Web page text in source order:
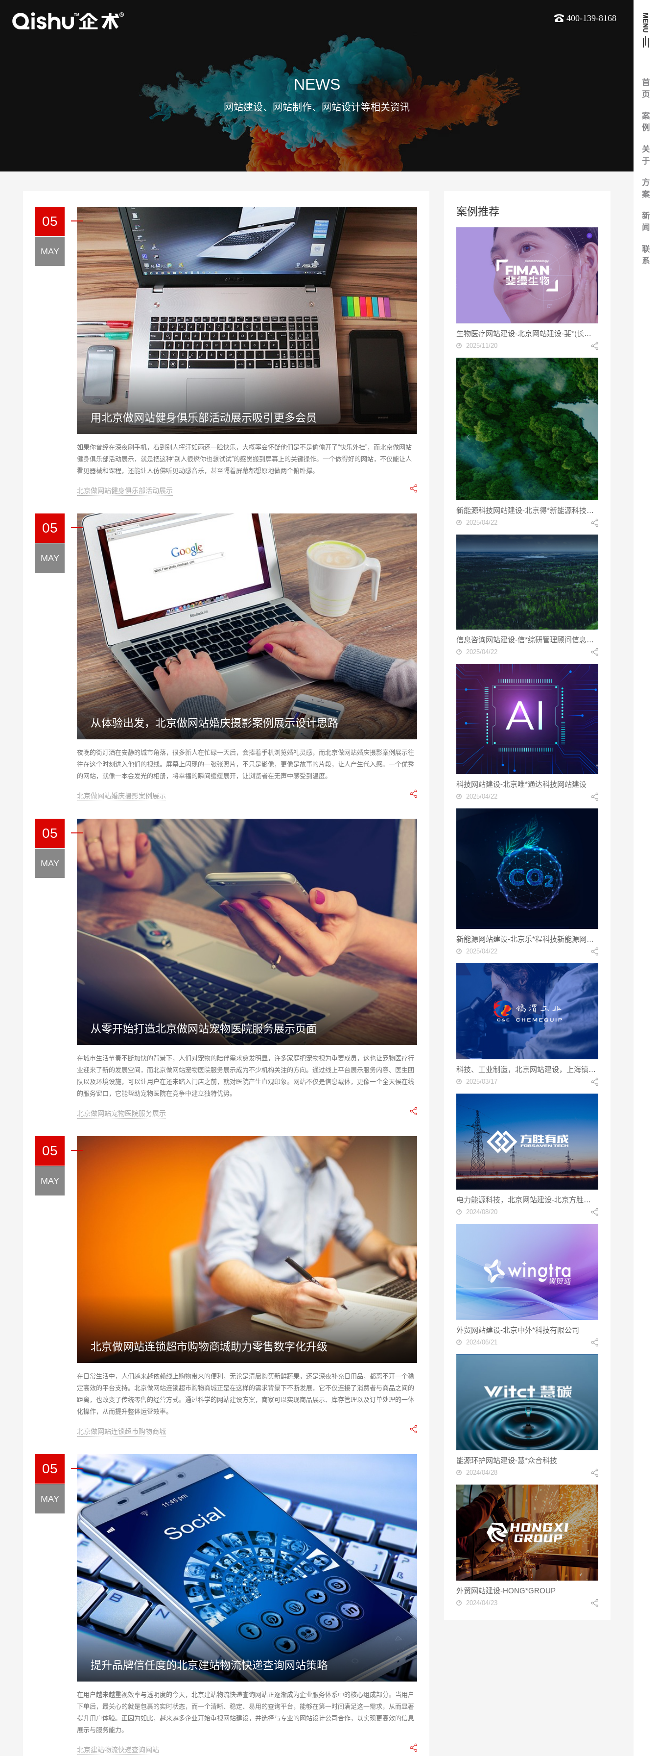
首
页
案
例
关
于
方
案
新
闻
联
系
400-139-8168
NEWS
网站建设、网站制作、网站设计等相关资讯
05
MAY
用北京做网站健身俱乐部活动展示吸引更多会员
如果你曾经在深夜刷手机，看到别人挥汗如雨还一脸快乐，大概率会怀疑他们是不是偷偷开了“快乐外挂”，而北京做网站
健身俱乐部活动展示，就是把这种“别人很燃你也想试试”的感觉搬到屏幕上的关键操作。一个做得好的网站，不仅能让人
看见器械和课程，还能让人仿佛听见动感音乐，甚至隔着屏幕都想原地做两个俯卧撑。
北京做网站健身俱乐部活动展示
05
MAY
从体验出发，北京做网站婚庆摄影案例展示设计思路
夜晚的街灯洒在安静的城市角落，很多新人在忙碌一天后，会捧着手机浏览婚礼灵感，而北京做网站婚庆摄影案例展示往
往在这个时刻进入他们的视线。屏幕上闪现的一张张照片，不只是影像，更像是故事的片段，让人产生代入感。一个优秀
的网站，就像一本会发光的相册，将幸福的瞬间缓缓展开，让浏览者在无声中感受到温度。
北京做网站婚庆摄影案例展示
05
MAY
从零开始打造北京做网站宠物医院服务展示页面
在城市生活节奏不断加快的背景下，人们对宠物的陪伴需求愈发明显，许多家庭把宠物视为重要成员，这也让宠物医疗行
业迎来了新的发展空间，而北京做网站宠物医院服务展示成为不少机构关注的方向。通过线上平台展示服务内容、医生团
队以及环境设施，可以让用户在还未踏入门店之前，就对医院产生直观印象。网站不仅是信息载体，更像一个全天候在线
的服务窗口，它能帮助宠物医院在竞争中建立独特优势。
北京做网站宠物医院服务展示
05
MAY
北京做网站连锁超市购物商城助力零售数字化升级
在日常生活中，人们越来越依赖线上购物带来的便利，无论是清晨购买新鲜蔬果，还是深夜补充日用品，都离不开一个稳
定高效的平台支持。北京做网站连锁超市购物商城正是在这样的需求背景下不断发展，它不仅连接了消费者与商品之间的
距离，也改变了传统零售的经营方式。通过科学的网站建设方案，商家可以实现商品展示、库存管理以及订单处理的一体
化操作，从而提升整体运营效率。
北京做网站连锁超市购物商城
05
MAY
提升品牌信任度的北京建站物流快递查询网站策略
在用户越来越重视效率与透明度的今天，北京建站物流快递查询网站正逐渐成为企业服务体系中的核心组成部分。当用户
下单后，最关心的就是包裹的实时状态，而一个清晰、稳定、易用的查询平台，能够在第一时间满足这一需求，从而显著
提升用户体验。正因为如此，越来越多企业开始重视网站建设，并选择与专业的网站设计公司合作，以实现更高效的信息
展示与服务能力。
北京建站物流快递查询网站
案例推荐
生物医疗网站建设-北京网站建设-斐*(长春)**生物科技有限责任公司
2025/11/20
新能源科技网站建设-北京得*新能源科技网站建设
2025/04/22
信息咨询网站建设-信*综研管理顾问信息咨询网站建设
2025/04/22
科技网站建设-北京唯*通达科技网站建设
2025/04/22
新能源网站建设-北京乐*程科技新能源网站建设
2025/04/22
科技、工业制造，北京网站建设，上海镐渭**技术有限公司
2025/03/17
电力能源科技，北京网站建设-北京方胜有成科技股份有限公司
2024/08/20
外贸网站建设-北京中外*科技有限公司
2024/06/21
能源环护网站建设-慧*众合科技
2024/04/28
外贸网站建设-HONG*GROUP
2024/04/23